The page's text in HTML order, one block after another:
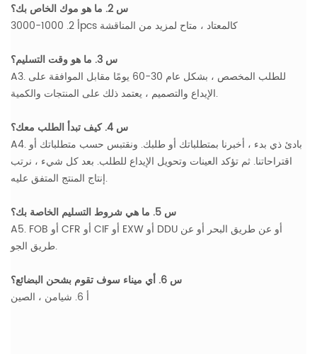
س 2. ما هو موك الخاص بك؟
أ 2. 1000-3000pcs كالمعتاد ، متاح لمزيد من المناقشة
س 3. ما هو وقت التسليم؟
A3. للطلب المخصص ، بشكل عام 30-60 يومًا مقابل الموافقة على
الإيداع والتصميم ، يعتمد ذلك على المنتجات والكمية.
س 4. كيف تبدأ الطلب معك؟
A4. بادئ ذي بدء ، أخبرنا بمتطلباتك أو طلبك. ونقتبس حسب متطلباتك أو
اقتراحاتنا. ثم تؤكد العينات وتحويل الإيداع للطلب. بعد كل شيء ، نرتب
إنتاج المنتج المتفق عليه.
س 5. ما هي شروط التسليم الخاصة بك؟
A5. FOB أو CFR أو CIF أو EXW أو DDU أو عن طريق البحر أو عن
طريق الجو.
س 6. أي ميناء سوف تقوم بشحن البضائع؟
أ 6. شيامن ، الصين